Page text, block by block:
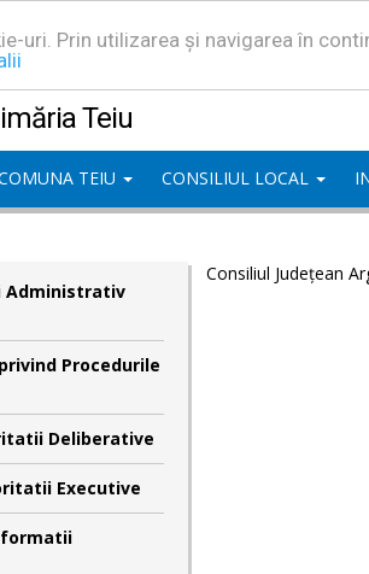
uri. Prin utilizarea și navigarea în
Teiu
TEIU CONSILIUL LOCAL
Procedurile
Deliberative
Executive
Consiliul Județean